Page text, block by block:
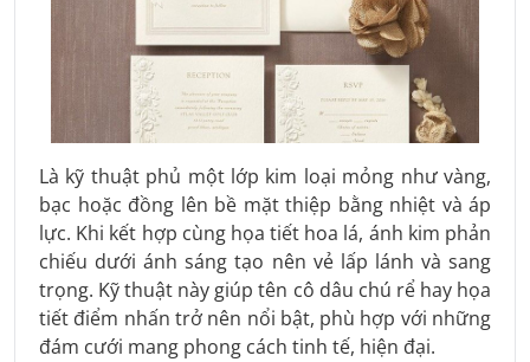
Là kỹ thuật phủ một lớp kim loại mỏng như vàng,
bạc hoặc đồng lên bề mặt thiệp bằng nhiệt và áp
lực. Khi kết hợp cùng họa tiết hoa lá, ánh kim phản
chiếu dưới ánh sáng tạo nên vẻ lấp lánh và sang
trọng. Kỹ thuật này giúp tên cô dâu chú rể hay họa
tiết điểm nhấn trở nên nổi bật, phù hợp với những
đám cưới mang phong cách tinh tế, hiện đại.